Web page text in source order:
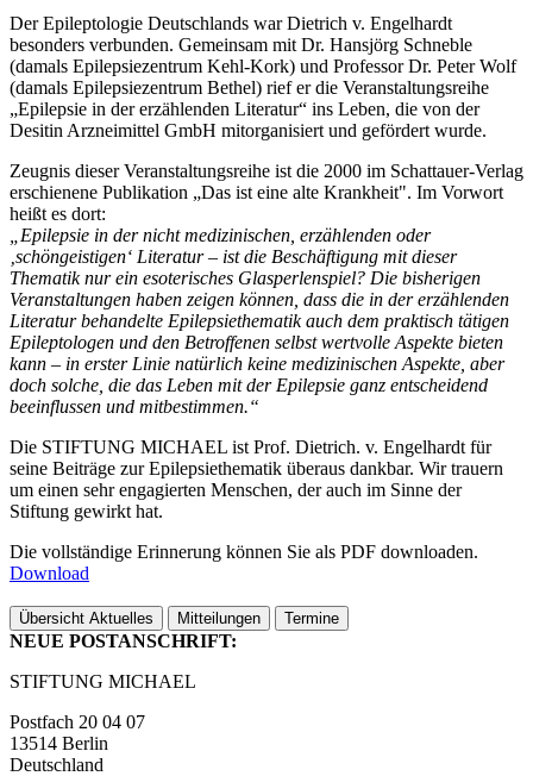
Der Epileptologie Deutschlands war Dietrich v. Engelhardt
besonders verbunden. Gemeinsam mit Dr. Hansjörg Schneble
(damals Epilepsiezentrum Kehl-Kork) und Professor Dr. Peter Wolf
(damals Epilepsiezentrum Bethel) rief er die Veranstaltungsreihe
„Epilepsie in der erzählenden Literatur“ ins Leben, die von der
Desitin Arzneimittel GmbH mitorganisiert und gefördert wurde.
Zeugnis dieser Veranstaltungsreihe ist die 2000 im Schattauer-Verlag
erschienene Publikation „Das ist eine alte Krankheit". Im Vorwort
heißt es dort:
„Epilepsie in der nicht medizinischen, erzählenden oder
‚schöngeistigen‘ Literatur – ist die Beschäftigung mit dieser
Thematik nur ein esoterisches Glasperlenspiel? Die bisherigen
Veranstaltungen haben zeigen können, dass die in der erzählenden
Literatur behandelte Epilepsiethematik auch dem praktisch tätigen
Epileptologen und den Betroffenen selbst wertvolle Aspekte bieten
kann – in erster Linie natürlich keine medizinischen Aspekte, aber
doch solche, die das Leben mit der Epilepsie ganz entscheidend
beeinflussen und mitbestimmen.“
Die STIFTUNG MICHAEL ist Prof. Dietrich. v. Engelhardt für
seine Beiträge zur Epilepsiethematik überaus dankbar. Wir trauern
um einen sehr engagierten Menschen, der auch im Sinne der
Stiftung gewirkt hat.
Die vollständige Erinnerung können Sie als PDF downloaden.
Download
Übersicht Aktuelles Mitteilungen Termine
NEUE POSTANSCHRIFT:
STIFTUNG MICHAEL
Postfach 20 04 07
13514 Berlin
Deutschland